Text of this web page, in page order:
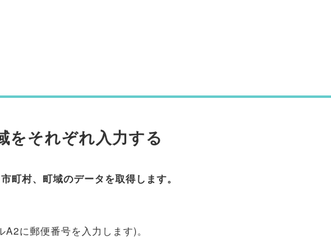
をそれぞれ入力する
村、町域のデータを取得します。
に郵便番号を入力します)。